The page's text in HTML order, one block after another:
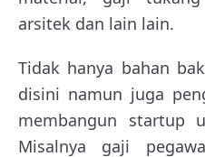
arsitek dan lain lain.
Tidak hanya bahan
disini namun juga
membangun startup
Misalnya gaji